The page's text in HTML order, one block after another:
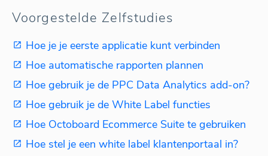
Voorgestelde Zelfstudies
Hoe je je eerste applicatie kunt verbinden
Hoe automatische rapporten plannen
Hoe gebruik je de PPC Data Analytics add-on?
Hoe gebruik je de White Label functies
Hoe Octoboard Ecommerce Suite te gebruiken
Hoe stel je een white label klantenportaal in?